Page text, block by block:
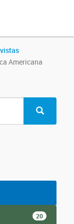
Americana
20